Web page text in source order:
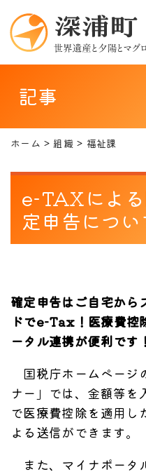
記事
ホーム 組織 福祉課
e-TAXによ
定申告につい
確定申告はご自宅から
ドでe-Tax！医療費控
ータル連携が便利です！
国税庁ホームページ
ナー」では、金額等を
で医療費控除を適用
よる送信ができます。
また、マイナポータ